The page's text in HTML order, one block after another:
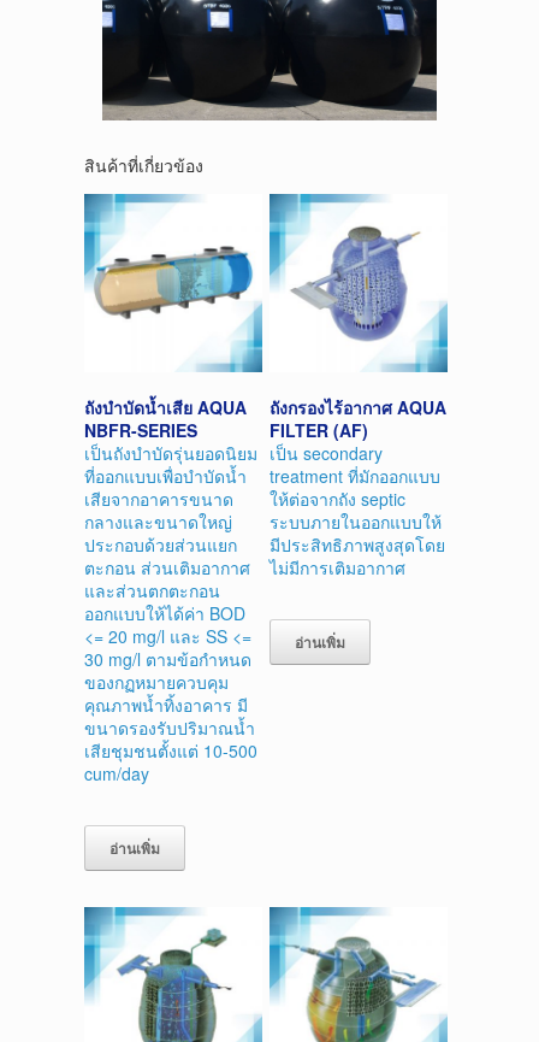
สินค้าที่เกี่ยวข้อง
ถังบำบัดน้ำเสีย AQUA
NBFR-SERIES
เป็นถังบำบัดรุ่นยอดนิยม
ที่ออกแบบเพื่อบำบัดน้ำ
เสียจากอาคารขนาด
กลางและขนาดใหญ่
ประกอบด้วยส่วนแยก
ตะกอน ส่วนเติมอากาศ
และส่วนตกตะกอน
ออกแบบให้ได้ค่า BOD
<= 20 mg/l และ SS <=
30 mg/l ตามข้อกำหนด
ของกฏหมายควบคุม
คุณภาพน้ำทิ้งอาคาร มี
ขนาดรองรับปริมาณน้ำ
เสียชุมชนตั้งแต่ 10-500
cum/day
อ่านเพิ่ม
ถังกรองไร้อากาศ AQUA
FILTER (AF)
เป็น secondary
treatment ที่มักออกแบบ
ให้ต่อจากถัง septic
ระบบภายในออกแบบให้
มีประสิทธิภาพสูงสุดโดย
ไม่มีการเติมอากาศ
อ่านเพิ่ม